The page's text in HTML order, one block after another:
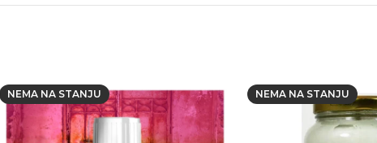
NEMA NA STANJU NEMA NA STANJU